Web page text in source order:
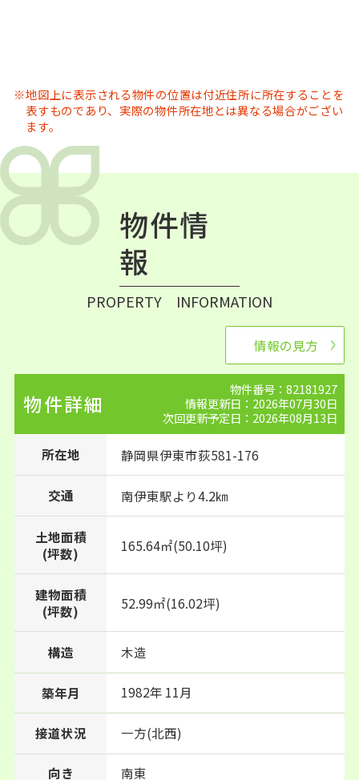
地図上に表示される物件の位置は付近住所に所在することを
表すものであり、実際の物件所在地とは異なる場合がござい
ます。
物件情
報
PROPERTY INFORMATION
情報の見方
物件詳細
物件番号：82181927
情報更新日：2026年07月30日
次回更新予定日：2026年08月13日
所在地 静岡県伊東市荻581-176
交通 南伊東駅より4.2㎞
土地面積
(坪数)
165.64㎡(50.10坪)
建物面積
(坪数)
52.99㎡(16.02坪)
構造 木造
築年月 1982年 11月
接道状況 一方(北西)
向き 南東